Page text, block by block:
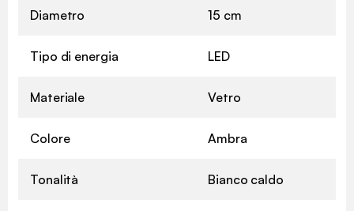
Diametro 15 cm
Tipo di energia LED
Materiale Vetro
Colore Ambra
Tonalità Bianco caldo